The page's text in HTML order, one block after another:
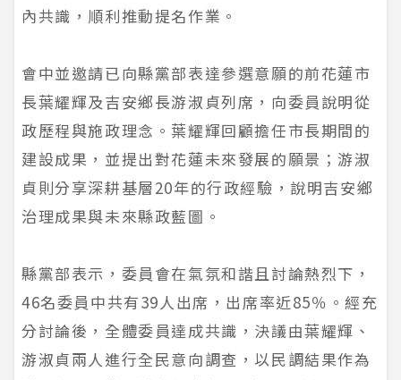
內共識，順利推動提名作業。
會中並邀請已向縣黨部表達參選意願的前花蓮市
長葉耀輝及吉安鄉長游淑貞列席，向委員說明從
政歷程與施政理念。葉耀輝回顧擔任市長期間的
建設成果，並提出對花蓮未來發展的願景；游淑
貞則分享深耕基層20年的行政經驗，說明吉安鄉
治理成果與未來縣政藍圖。
縣黨部表示，委員會在氣氛和諧且討論熱烈下，
46名委員中共有39人出席，出席率近85％。經充
分討論後，全體委員達成共識，決議由葉耀輝、
游淑貞兩人進行全民意向調查，以民調結果作為